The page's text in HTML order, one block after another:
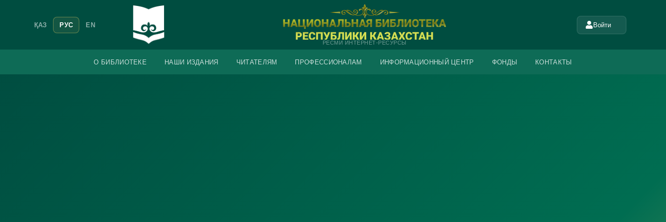
ҚАЗ РУС EN
РЕСМИ ИНТЕРНЕТ-РЕСУРСЫ
Войти
О БИБЛИОТЕКЕ НАШИ ИЗДАНИЯ ЧИТАТЕЛЯМ ПРОФЕССИОНАЛАМ ИНФОРМАЦИОННЫЙ ЦЕНТР ФОНДЫ КОНТАКТЫ